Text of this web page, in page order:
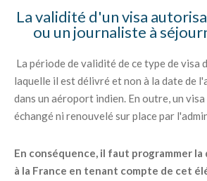
La validité d'un visa
ou un journaliste à
La période de validité de ce type de visa
laquelle il est délivré et non à la date de
dans un aéroport indien. En outre, un
échangé ni renouvelé sur place par
En conséquence, il faut programmer
à la France en tenant compte de cet